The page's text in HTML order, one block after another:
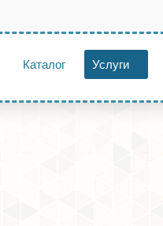
Каталог Услуги